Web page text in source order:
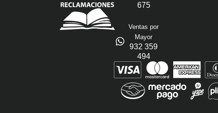
675
Ventas por
Mayor
932 359
494